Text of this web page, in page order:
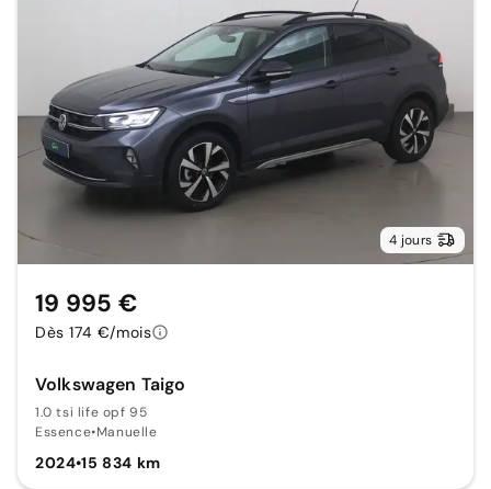
4 jours
Volkswagen Taigo
1.0 tsi life opf 95
Essence•Manuelle
2024•15 834 km
19 995 €
Dès 174 €/mois